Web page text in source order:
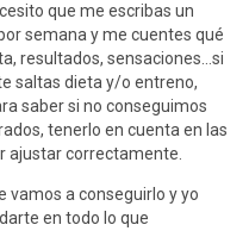
que me escribas un
semana y me cuentes qué
resultados, sensaciones…si
saltas dieta y/o entreno,
saber si no conseguimos
tenerlo en cuenta en las
ajustar correctamente.
vamos a conseguirlo y yo
en todo lo que